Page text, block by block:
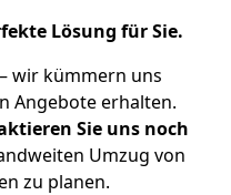
Lösung für Sie.
wir kümmern uns
Angebote erhalten.
Sie uns noch
Umzug von
zu planen.